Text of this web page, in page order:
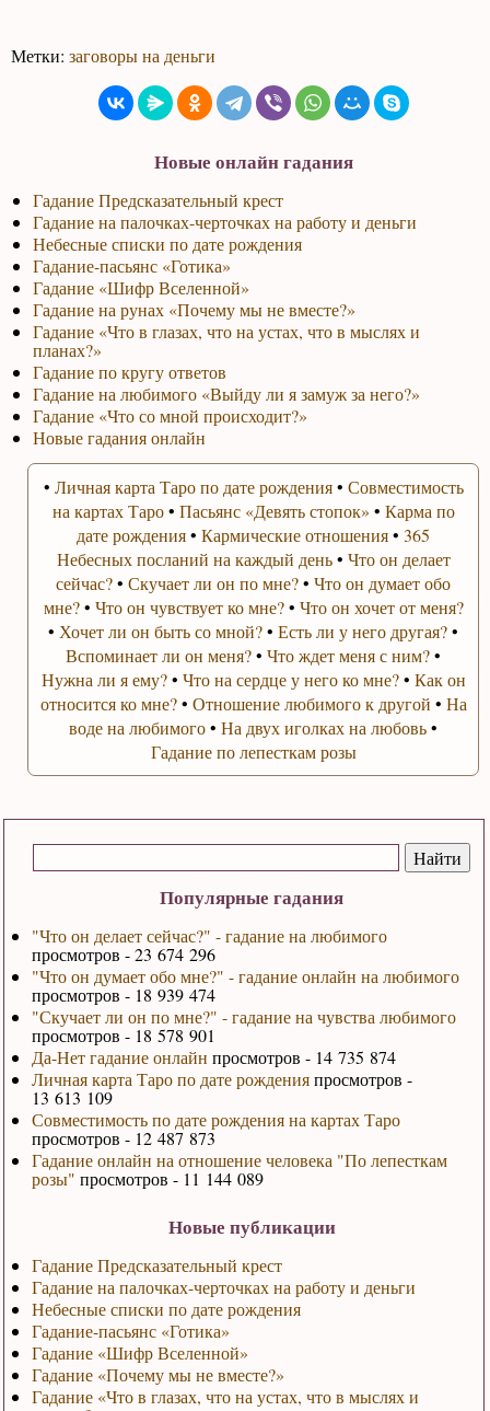
Популярные гадания
"Что он делает сейчас?" - гадание на любимого
просмотров - 23 674 296
"Что он думает обо мне?" - гадание онлайн на любимого
просмотров - 18 939 474
"Скучает ли он по мне?" - гадание на чувства любимого
просмотров - 18 578 901
Да-Нет гадание онлайн просмотров - 14 735 874
Личная карта Таро по дате рожденияпросмотров -
13 613 109
Совместимость по дате рождения на картах Таро
просмотров - 12 487 873
Гадание онлайн на отношение человека "По лепесткам
розы" просмотров - 11 144 089
Новые публикации
Гадание Предсказательный крест
Гадание на палочках-черточках на работу и деньги
Небесные списки по дате рождения
Гадание-пасьянс «Готика»
Гадание «Шифр Вселенной»
Гадание «Почему мы не вместе?»
Гадание «Что в глазах, что на устах, что в мыслях и
Метки:заговоры на деньги
Новые онлайн гадания
Гадание Предсказательный крест
Гадание на палочках-черточках на работу и деньги
Небесные списки по дате рождения
Гадание-пасьянс «Готика»
Гадание «Шифр Вселенной»
Гадание на рунах «Почему мы не вместе?»
Гадание «Что в глазах, что на устах, что в мыслях и
планах?»
Гадание по кругу ответов
Гадание на любимого «Выйду ли я замуж за него?»
Гадание «Что со мной происходит?»
Новые гадания онлайн
• Личная карта Таро по дате рождения• Совместимость
на картах Таро• Пасьянс «Девять стопок» • Карма по
дате рождения•Кармические отношения•365
Небесных посланий на каждый день• Что он делает
сейчас?•Скучает ли он по мне?•Что он думает обо
мне?• Что он чувствует ко мне?• Что он хочет от меня?
• Хочет ли он быть со мной?•Есть ли у него другая?•
Вспоминает ли он меня?•Что ждет меня с ним?•
Нужна ли я ему?• Что на сердце у него ко мне?• Как он
относится ко мне?• Отношение любимого к другой • На
воде на любимого•На двух иголках на любовь•
Гадание по лепесткам розы